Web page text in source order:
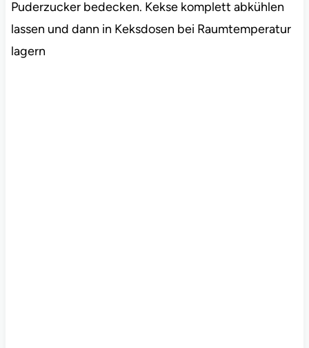
Puderzucker bedecken. Kekse komplett abkühlen
lassen und dann in Keksdosen bei Raumtemperatur
lagern